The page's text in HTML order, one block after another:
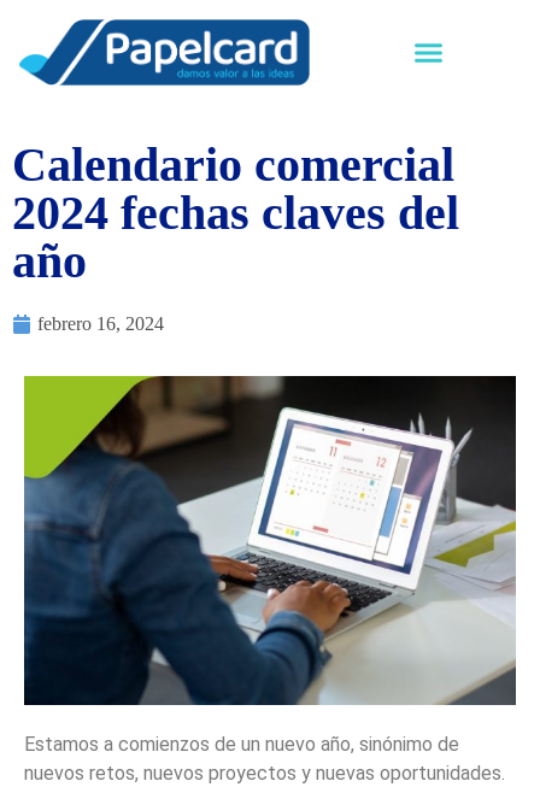
Calendario comercial
2024 fechas claves del
año
febrero 16, 2024
Estamos a comienzos de un nuevo año, sinónimo de
nuevos retos, nuevos proyectos y nuevas oportunidades.